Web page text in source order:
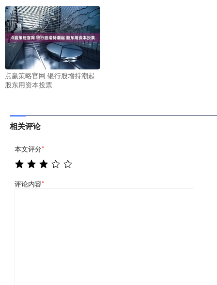
点赢策略官网 银行股增持潮起
股东用资本投票
相关评论
本文评分*
评论内容*